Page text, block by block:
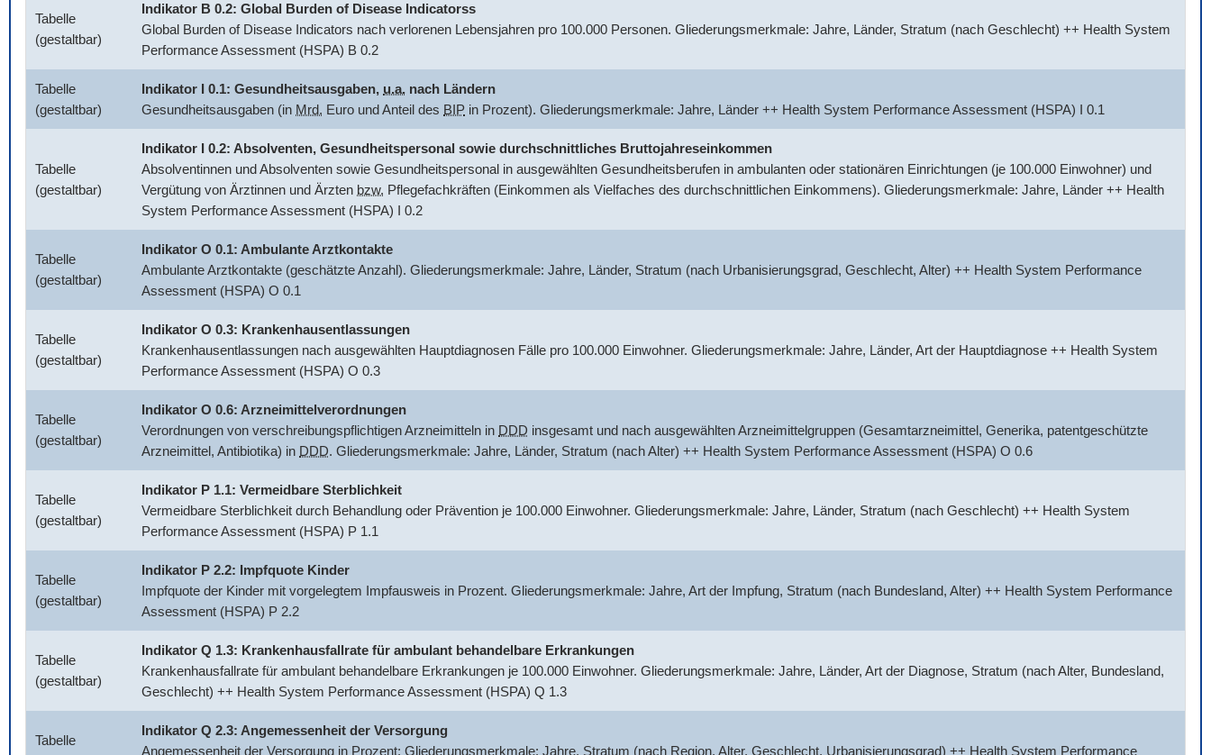
Tabelle
(gestaltbar)
Indikator B 0.2: Global Burden of Disease Indicatorss
Global Burden of Disease Indicators nach verlorenen Lebensjahren pro 100.000 Personen. Gliederungsmerkmale: Jahre, Länder, Stratum (nach Geschlecht) ++ Health System
Performance Assessment (HSPA) B 0.2
Tabelle
(gestaltbar)
Indikator I 0.1: Gesundheitsausgaben, u.a. nach Ländern
Gesundheitsausgaben (in Mrd. Euro und Anteil des BIP in Prozent). Gliederungsmerkmale: Jahre, Länder ++ Health System Performance Assessment (HSPA) I 0.1
Tabelle
(gestaltbar)
Indikator I 0.2: Absolventen, Gesundheitspersonal sowie durchschnittliches Bruttojahreseinkommen
Absolventinnen und Absolventen sowie Gesundheitspersonal in ausgewählten Gesundheitsberufen in ambulanten oder stationären Einrichtungen (je 100.000 Einwohner) und
Vergütung von Ärztinnen und Ärzten bzw. Pflegefachkräften (Einkommen als Vielfaches des durchschnittlichen Einkommens). Gliederungsmerkmale: Jahre, Länder ++ Health
System Performance Assessment (HSPA) I 0.2
Tabelle
(gestaltbar)
Indikator O 0.1: Ambulante Arztkontakte
Ambulante Arztkontakte (geschätzte Anzahl). Gliederungsmerkmale: Jahre, Länder, Stratum (nach Urbanisierungsgrad, Geschlecht, Alter) ++ Health System Performance
Assessment (HSPA) O 0.1
Tabelle
(gestaltbar)
Indikator O 0.3: Krankenhausentlassungen
Krankenhausentlassungen nach ausgewählten Hauptdiagnosen Fälle pro 100.000 Einwohner. Gliederungsmerkmale: Jahre, Länder, Art der Hauptdiagnose ++ Health System
Performance Assessment (HSPA) O 0.3
Tabelle
(gestaltbar)
Indikator O 0.6: Arzneimittelverordnungen
Verordnungen von verschreibungspflichtigen Arzneimitteln in DDD insgesamt und nach ausgewählten Arzneimittelgruppen (Gesamtarzneimittel, Generika, patentgeschützte
Arzneimittel, Antibiotika) in DDD. Gliederungsmerkmale: Jahre, Länder, Stratum (nach Alter) ++ Health System Performance Assessment (HSPA) O 0.6
Tabelle
(gestaltbar)
Indikator P 1.1: Vermeidbare Sterblichkeit
Vermeidbare Sterblichkeit durch Behandlung oder Prävention je 100.000 Einwohner. Gliederungsmerkmale: Jahre, Länder, Stratum (nach Geschlecht) ++ Health System
Performance Assessment (HSPA) P 1.1
Tabelle
(gestaltbar)
Indikator P 2.2: Impfquote Kinder
Impfquote der Kinder mit vorgelegtem Impfausweis in Prozent. Gliederungsmerkmale: Jahre, Art der Impfung, Stratum (nach Bundesland, Alter) ++ Health System Performance
Assessment (HSPA) P 2.2
Tabelle
(gestaltbar)
Indikator Q 1.3: Krankenhausfallrate für ambulant behandelbare Erkrankungen
Krankenhausfallrate für ambulant behandelbare Erkrankungen je 100.000 Einwohner. Gliederungsmerkmale: Jahre, Länder, Art der Diagnose, Stratum (nach Alter, Bundesland,
Geschlecht) ++ Health System Performance Assessment (HSPA) Q 1.3
Tabelle
Indikator Q 2.3: Angemessenheit der Versorgung
Angemessenheit der Versorgung in Prozent: Gliederungsmerkmale: Jahre, Stratum (nach Region, Alter, Geschlecht, Urbanisierungsgrad) ++ Health System Performance